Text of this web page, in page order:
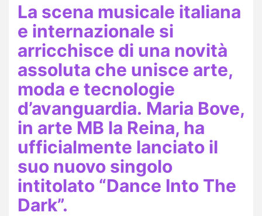
La scena musicale italiana
e internazionale si
arricchisce di una novità
assoluta che unisce arte,
moda e tecnologie
d’avanguardia. Maria Bove,
in arte MB la Reina, ha
ufficialmente lanciato il
suo nuovo singolo
intitolato “Dance Into The
Dark”.